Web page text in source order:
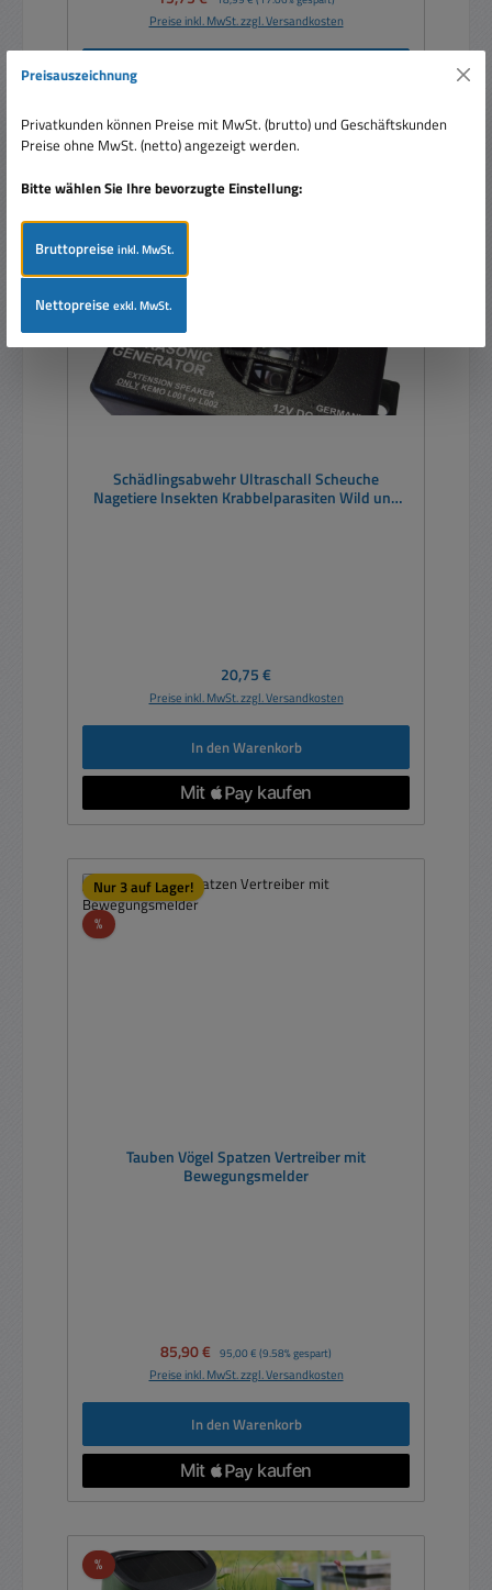
Preise inkl. MwSt. zzgl. Versandkosten
Schädlingsabwehr Ultraschall Scheuche
Nagetiere Insekten Krabbelparasiten Wild und
Regulärer Preis:
20,75 €
Preise inkl. MwSt. zzgl. Versandkosten
In den Warenkorb
Nur 3 auf Lager!
%Rabatt
Tauben Vögel Spatzen Vertreiber mit
Bewegungsmelder
Verkaufspreis:
85,90 € Regulärer Preis:
95,00 € (9.58% gespart)
Preise inkl. MwSt. zzgl. Versandkosten
In den Warenkorb
%Rabatt
Preisauszeichnung
Privatkunden können Preise mit MwSt. (brutto) und Geschäftskunden
Preise ohne MwSt. (netto) angezeigt werden.
Bitte wählen Sie Ihre bevorzugte Einstellung:
Bruttopreiseinkl. MwSt.
Nettopreiseexkl. MwSt.